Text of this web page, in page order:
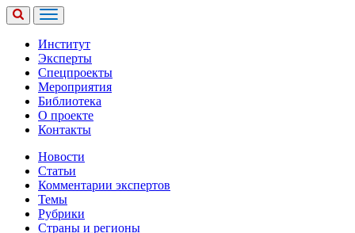
Институт
Эксперты
Спецпроекты
Мероприятия
Библиотека
О проекте
Контакты
Новости
Статьи
Комментарии экспертов
Темы
Рубрики
Страны и регионы